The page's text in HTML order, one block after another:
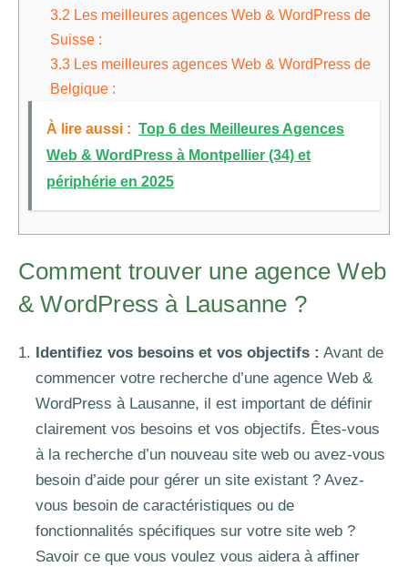
3.2 Les meilleures agences Web & WordPress de
Suisse :
3.3 Les meilleures agences Web & WordPress de
Belgique :
À lire aussi : Top 6 des Meilleures Agences
Web & WordPress à Montpellier (34) et
périphérie en 2025
Comment trouver une agence Web
& WordPress à Lausanne ?
Identifiez vos besoins et vos objectifs : Avant de
commencer votre recherche d’une agence Web &
WordPress à Lausanne, il est important de définir
clairement vos besoins et vos objectifs. Êtes-vous
à la recherche d’un nouveau site web ou avez-vous
besoin d’aide pour gérer un site existant ? Avez-
vous besoin de caractéristiques ou de
fonctionnalités spécifiques sur votre site web ?
Savoir ce que vous voulez vous aidera à affiner